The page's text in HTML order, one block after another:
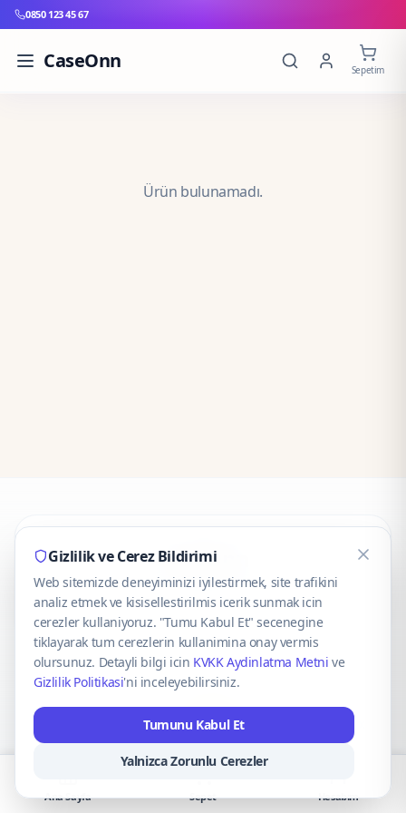
0850 123 45 67
CaseOnn Sepetim
Ürün bulunamadı.
CaseOnn
© 2025 CaseOnn. Tüm hakları saklıdır.
VISA Mastercard
Gizlilik ve Cerez Bildirimi
Web sitemizde deneyiminizi iyilestirmek, site trafikini
analiz etmek ve kisisellestirilmis icerik sunmak icin
cerezler kullaniyoruz. "Tumu Kabul Et" secenegine
tiklayarak tum cerezlerin kullanimina onay vermis
olursunuz. Detayli bilgi icin KVKK Aydinlatma Metni ve
Gizlilik Politikasi'ni inceleyebilirsiniz.
Tumunu Kabul Et
Yalnizca Zorunlu Cerezler
Ana Sayfa Sepet Hesabım